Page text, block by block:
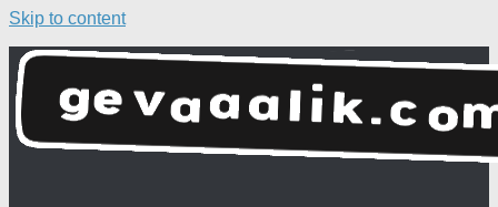
Skip to content